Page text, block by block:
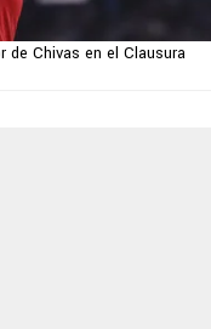
de Chivas en el Clausura